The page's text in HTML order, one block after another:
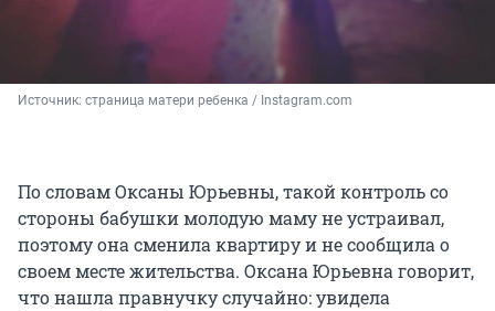
Источник: страница матери ребенка / Instagram.com
По словам Оксаны Юрьевны, такой контроль со
стороны бабушки молодую маму не устраивал,
поэтому она сменила квартиру и не сообщила о
своем месте жительства. Оксана Юрьевна говорит,
что нашла правнучку случайно: увидела